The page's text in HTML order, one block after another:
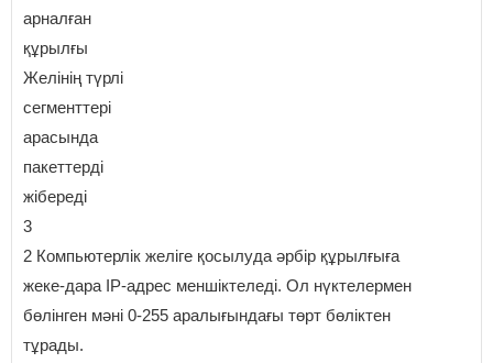
арналған
құрылғы
Желінің түрлі
сегменттері
арасында
пакеттерді
жібереді
3
2 Компьютерлік желіге қосылуда әрбір құрылғыға
жеке-дара IP-адрес меншіктеледі. Ол нүктелермен
бөлінген мәні 0-255 аралығындағы төрт бөліктен
тұрады.